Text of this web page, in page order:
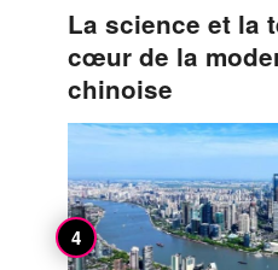
La science et la
cœur de la
chinoise